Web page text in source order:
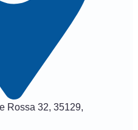
Rossa 32, 35129,